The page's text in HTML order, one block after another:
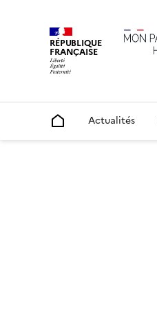
RÉPUBLIQUE
FRANÇAISE
Accueil Actualités